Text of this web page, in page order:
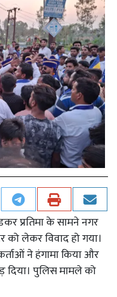
प्रतिमा के सामने नगर
को लेकर विवाद हो गया।
ने हंगामा किया और
दिया। पुलिस मामले को